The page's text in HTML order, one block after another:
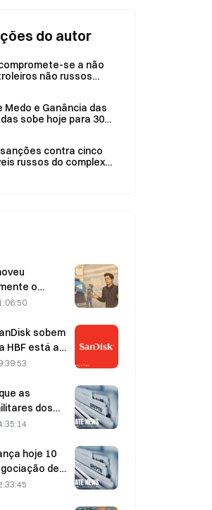
do autor
se a não
não russos
petrolíferas
Medo e Ganância das
sobe hoje para 30,
medo no mercado
sanções contra cinco
russos do complexo
a 8 de agosto
o
a
(CSAM);
a alegação,
se tratou
sobem
HBF está a
ciclo de
a tese
as
dos
o acordo
5 de agosto
hoje 10
de
(UTC+8),